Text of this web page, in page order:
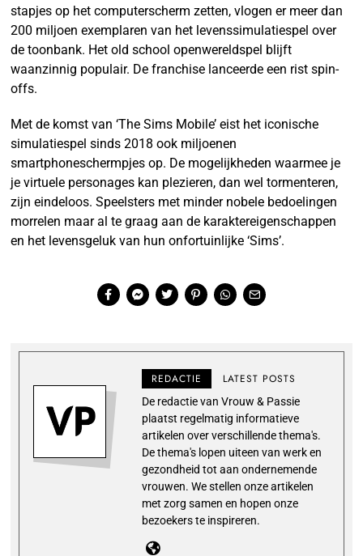
stapjes op het computerscherm zetten, vlogen er meer dan
200 miljoen exemplaren van het levenssimulatiespel over
de toonbank. Het old school openwereldspel blijft
waanzinnig populair. De franchise lanceerde een rist spin-
offs.
Met de komst van ‘The Sims Mobile’ eist het iconische
simulatiespel sinds 2018 ook miljoenen
smartphoneschermpjes op. De mogelijkheden waarmee je
je virtuele personages kan plezieren, dan wel tormenteren,
zijn eindeloos. Speelsters met minder nobele bedoelingen
morrelen maar al te graag aan de karaktereigenschappen
en het levensgeluk van hun onfortuinlijke ‘Sims’.
REDACTIE LATEST POSTS
De redactie van Vrouw & Passie
plaatst regelmatig informatieve
artikelen over verschillende thema's.
De thema's lopen uiteen van werk en
gezondheid tot aan ondernemende
vrouwen. We stellen onze artikelen
met zorg samen en hopen onze
bezoekers te inspireren.